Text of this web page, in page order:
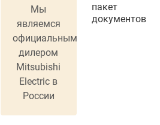
пакет
документов
Мы
являемся
официальным
дилером
Mitsubishi
Electric в
России